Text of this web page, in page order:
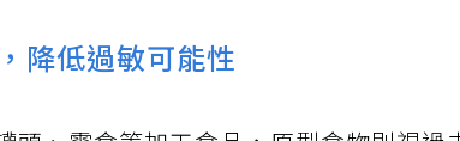
降低過敏可能性